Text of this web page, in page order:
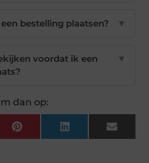
bestelling plaatsen? ▼
voordat ik een
▼
dan op:
Pinterest LinkedIn Email